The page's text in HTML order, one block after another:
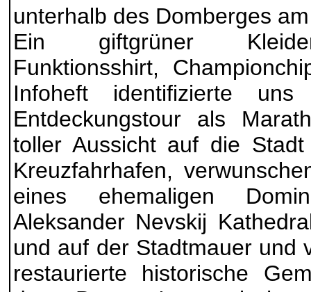
unterhalb des Domberges
Ein giftgrüner
Funktionsshirt,
Infoheft identifizierte
Entdeckungstour als
toller Aussicht auf die
Kreuzfahrhafen,
eines ehemaligen
Aleksander Nevskij
und auf der Stadtmauer und
restaurierte historische